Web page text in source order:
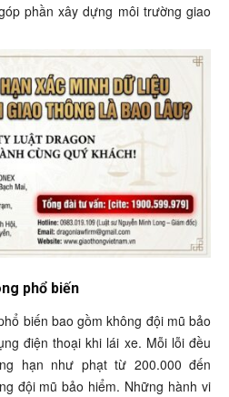
phần xây dựng môi trường giao
phổ biến
biến bao gồm không đội mũ bảo
điện thoại khi lái xe. Mỗi lỗi đều
hạn như phạt từ 200.000 đến
đội mũ bảo hiểm. Những hành vi